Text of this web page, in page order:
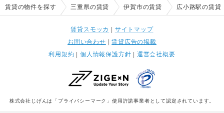
賃貸の物件を探す 三重県の賃貸 伊賀市の賃貸 広小路駅の賃貸
賃貸スモッカ | サイトマップ
お問い合わせ |賃貸広告の掲載
利用規約 | 個人情報保護方針 | 運営会社概要
株式会社じげんは「プライバシーマーク」使用許諾事業者として認定されています。